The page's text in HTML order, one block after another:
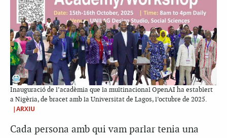
Inauguració de l’acadèmia que la multinacional OpenAI ha establert
a Nigèria, de bracet amb la Universitat de Lagos, l’octubre de 2025.
|ARXIU
Cada persona amb qui vam parlar tenia una